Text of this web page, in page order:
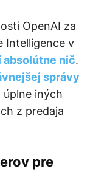
OpenAI za
Intelligence v
absolútne nič.
správy
úplne iných
z predaja
pre